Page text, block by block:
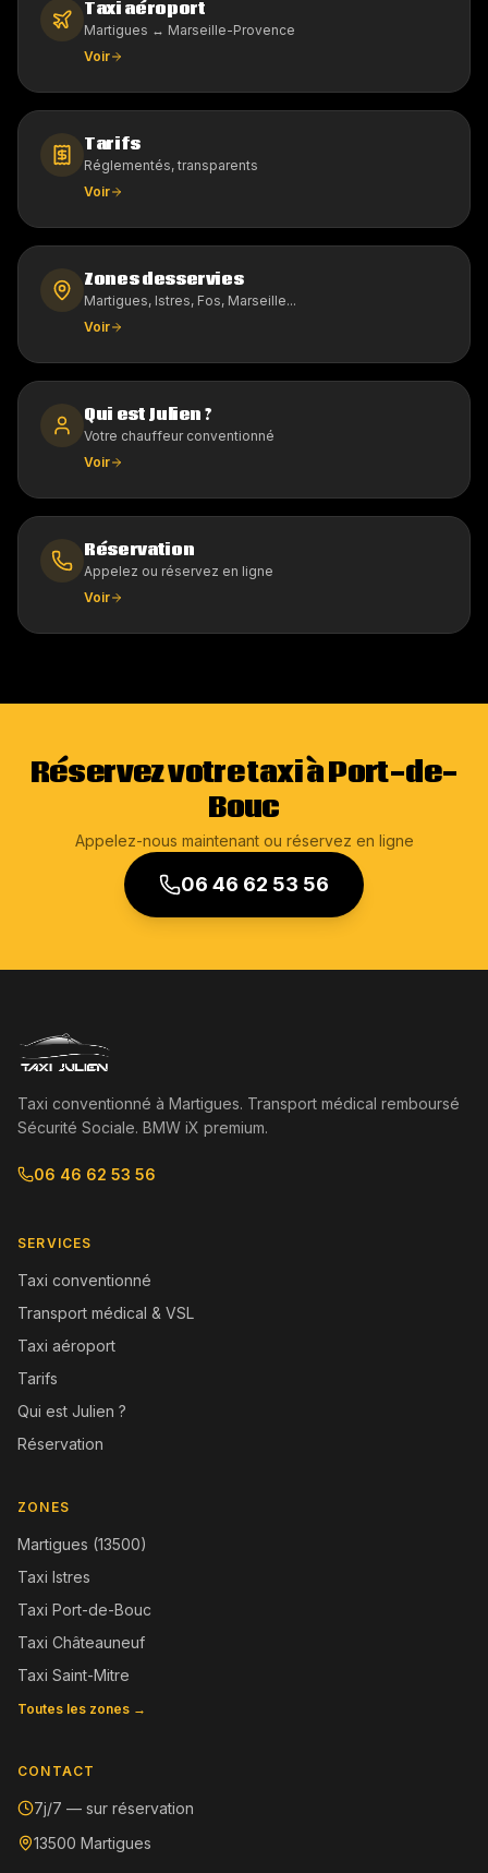
Taxi aéroport
Martigues ↔ Marseille-Provence
Voir
Tarifs
Réglementés, transparents
Voir
Zones desservies
Martigues, Istres, Fos, Marseille...
Voir
Qui est Julien ?
Votre chauffeur conventionné
Voir
Réservation
Appelez ou réservez en ligne
Voir
Réservez votre taxi à Port-de-
Bouc
Appelez-nous maintenant ou réservez en ligne
06 46 62 53 56
Taxi conventionné à Martigues. Transport médical remboursé
Sécurité Sociale. BMW iX premium.
06 46 62 53 56
SERVICES
Taxi conventionné
Transport médical & VSL
Taxi aéroport
Tarifs
Qui est Julien ?
Réservation
ZONES
Martigues (13500)
Taxi Istres
Taxi Port-de-Bouc
Taxi Châteauneuf
Taxi Saint-Mitre
Toutes les zones →
CONTACT
7j/7 — sur réservation
13500 Martigues